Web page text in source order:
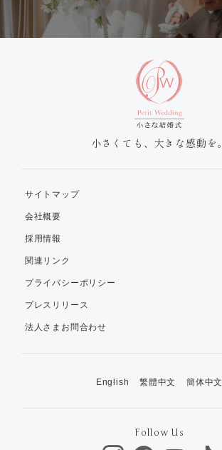
小さくても、大きな感動を。
サイトマップ
会社概要
採用情報
関連リンク
プライバシーポリシー
プレスリリース
法人さまお問合わせ
English 繁體中文 簡体中文
Follow Us